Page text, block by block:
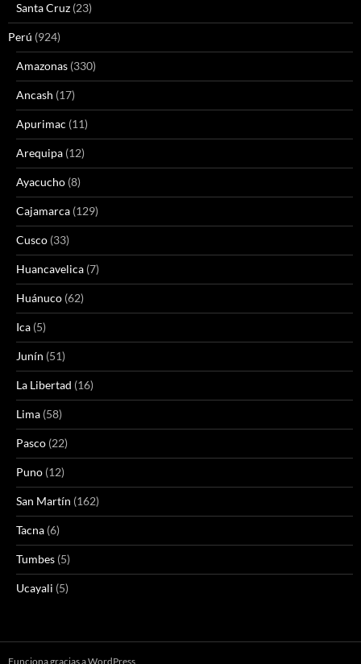
Santa Cruz (23)
Perú (924)
Amazonas (330)
Ancash (17)
Apurimac (11)
Arequipa (12)
Ayacucho (8)
Cajamarca (129)
Cusco (33)
Huancavelica (7)
Huánuco (62)
Ica (5)
Junín (51)
La Libertad (16)
Lima (58)
Pasco (22)
Puno (12)
San Martín (162)
Tacna (6)
Tumbes (5)
Ucayali (5)
Funciona gracias a WordPress